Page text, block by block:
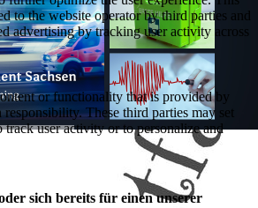
sich bereits für einen unserer
to the website operator by third parties and
advertising by tracking user activity across
or functionality that is provided by
These third parties may set
user activity or to personalize and